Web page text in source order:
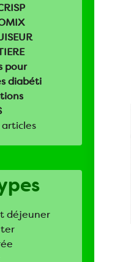
pour
diabéti
articles
déjeuner